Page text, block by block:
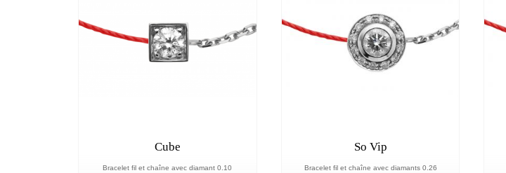
Cube
Bracelet fil et chaîne avec diamant 0.10
So Vip
Bracelet fil et chaîne avec diamants 0.26